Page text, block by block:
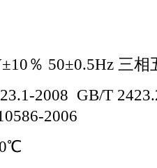
％ 50±0.5Hz 三相
2008 GB/T
2006